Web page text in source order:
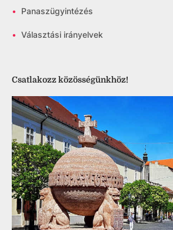
• Panaszügyintézés
• Választási irányelvek
Csatlakozz közösségünkhöz!